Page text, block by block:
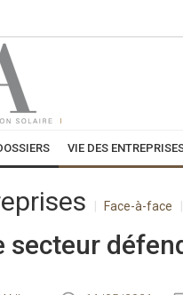
VIE DES
Face-à-face
secteur